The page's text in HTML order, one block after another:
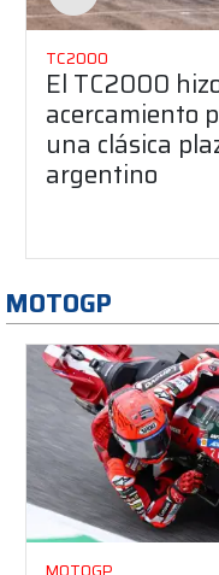
TC2000
El TC2000
acercamiento
una clásica
argentino
MOTOGP